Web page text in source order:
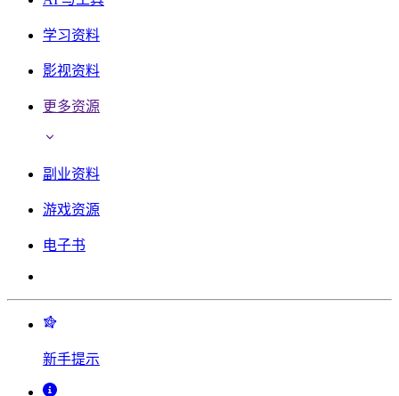
学习资料
影视资料
更多资源
副业资料
游戏资源
电子书
新手提示